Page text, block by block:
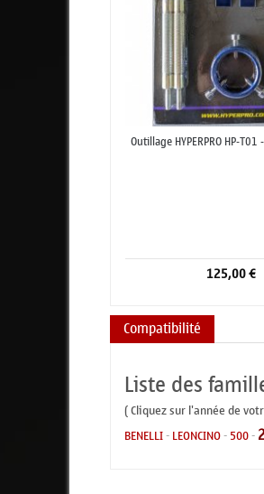
Outillage HYPERPRO HP-
125,00 €
Compatibilité
Liste des
( Cliquez sur l'année de
BENELLI-LEONCINO-500-